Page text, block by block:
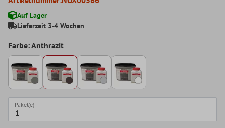
Auf Lager
Lieferzeit 3-4 Wochen
Farbe: Anthrazit
Paket(e)